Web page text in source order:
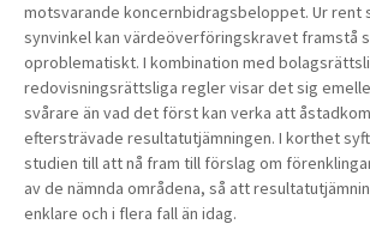
motsvarande koncernbidragsbeloppet. Ur rent
synvinkel kan värdeöverföringskravet framstå
oproblematiskt. I kombination med
redovisningsrättsliga regler visar det sig
svårare än vad det först kan verka att
eftersträvade resultatutjämningen. I korthet
studien till att nå fram till förslag om
av de nämnda områdena, så att
enklare och i flera fall än idag.